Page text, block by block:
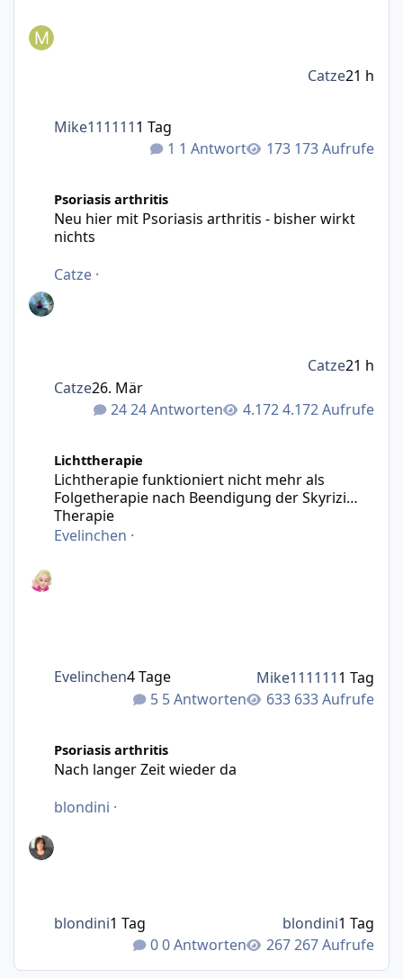
1 Antwort 173 Aufrufe
Mike1111111 Tag
Catze21 h
Psoriasis arthritis
Neu hier mit Psoriasis arthritis - bisher wirkt
nichts
Catze ·
24 Antworten 4.172 Aufrufe
Catze26. Mär
Catze21 h
Lichttherapie
Lichtherapie funktioniert nicht mehr als
Folgetherapie nach Beendigung der Skyrizi
Therapie
Evelinchen ·
5 Antworten 633 Aufrufe
Evelinchen4 Tage Mike1111111 Tag
Psoriasis arthritis
Nach langer Zeit wieder da
blondini ·
0 Antworten 267 Aufrufe
blondini1 Tag blondini1 Tag